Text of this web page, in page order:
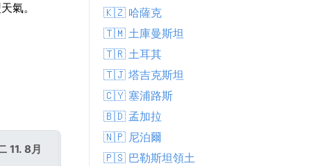
氣。
11. 8月
🇰🇿 哈薩克
🇹🇲 土庫曼斯坦
🇹🇷 土耳其
🇹🇯 塔吉克斯坦
🇨🇾 塞浦路斯
🇧🇩 孟加拉
🇳🇵 尼泊爾
🇵🇸 巴勒斯坦領土